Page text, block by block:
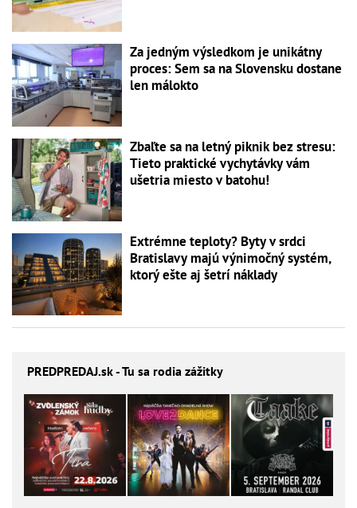
Za jedným výsledkom je unikátny
proces: Sem sa na Slovensku dostane
len málokto
Zbaľte sa na letný piknik bez stresu:
Tieto praktické vychytávky vám
ušetria miesto v batohu!
Extrémne teploty? Byty v srdci
Bratislavy majú výnimočný systém,
ktorý ešte aj šetrí náklady
PREDPREDAJ.sk - Tu sa rodia zážitky